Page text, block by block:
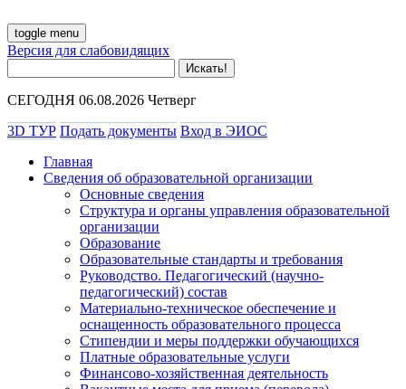
toggle menu
Версия для слабовидящих
СЕГОДНЯ 06.08.2026 Четверг
3D ТУР Подать документы Вход в ЭИОС
Главная
Сведения об образовательной организации
Основные сведения
Структура и органы управления образовательной
организации
Образование
Образовательные стандарты и требования
Руководство. Педагогический (научно-
педагогический) состав
Материально-техническое обеспечение и
оснащенность образовательного процесса
Стипендии и меры поддержки обучающихся
Платные образовательные услуги
Финансово-хозяйственная деятельность